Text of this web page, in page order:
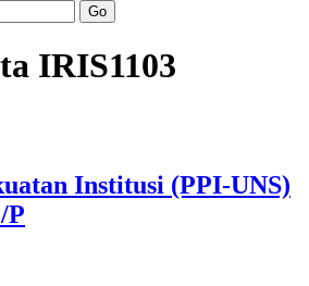
Go
IRIS1103
Institusi (PPI-UNS)
P